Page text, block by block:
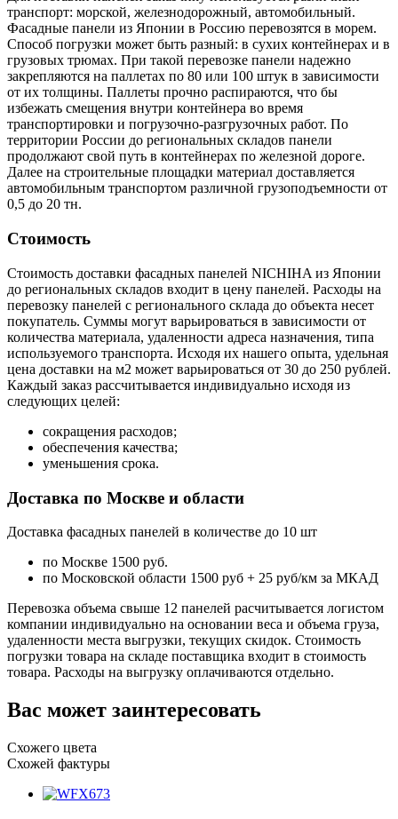
транспорт: морской, железнодорожный, автомобильный.
Фасадные панели из Японии в Россию перевозятся в морем.
Способ погрузки может быть разный: в сухих контейнерах и в
грузовых трюмах. При такой перевозке панели надежно
закрепляются на паллетах по 80 или 100 штук в зависимости
от их толщины. Паллеты прочно распираются, что бы
избежать смещения внутри контейнера во время
транспортировки и погрузочно-разгрузочных работ. По
территории России до региональных складов панели
продолжают свой путь в контейнерах по железной дороге.
Далее на строительные площадки материал доставляется
автомобильным транспортом различной грузоподъемности от
0,5 до 20 тн.
Стоимость
Стоимость доставки фасадных панелей NICHIHA из Японии
до региональных складов входит в цену панелей. Расходы на
перевозку панелей с регионального склада до объекта несет
покупатель. Суммы могут варьироваться в зависимости от
количества материала, удаленности адреса назначения, типа
используемого транспорта. Исходя их нашего опыта, удельная
цена доставки на м2 может варьироваться от 30 до 250 рублей.
Каждый заказ рассчитывается индивидуально исходя из
следующих целей:
сокращения расходов;
обеспечения качества;
уменьшения срока.
Доставка по Москве и области
Доставка фасадных панелей в количестве до 10 шт
по Москве 1500 руб.
по Московской области 1500 руб + 25 руб/км за МКАД
Перевозка объема свыше 12 панелей расчитывается логистом
компании индивидуально на основании веса и объема груза,
удаленности места выгрузки, текущих скидок. Стоимость
погрузки товара на складе поставщика входит в стоимость
товара. Расходы на выгрузку оплачиваются отдельно.
Вас может заинтересовать
Схожего цвета
Схожей фактуры